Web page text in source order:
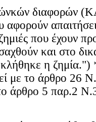
που έχουν
και στο
η
με το άρθρο
5 παρ.2